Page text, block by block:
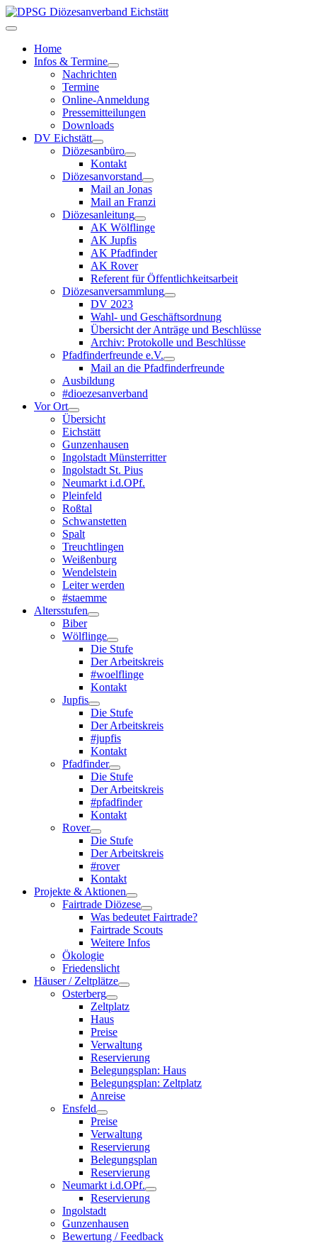
Home
Infos & Termine
Nachrichten
Termine
Online-Anmeldung
Pressemitteilungen
Downloads
DV Eichstätt
Diözesanbüro
Kontakt
Diözesanvorstand
Mail an Jonas
Mail an Franzi
Diözesanleitung
AK Wölflinge
AK Jupfis
AK Pfadfinder
AK Rover
Referent für Öffentlichkeitsarbeit
Diözesanversammlung
DV 2023
Wahl- und Geschäftsordnung
Übersicht der Anträge und Beschlüsse
Archiv: Protokolle und Beschlüsse
Pfadfinderfreunde e.V.
Mail an die Pfadfinderfreunde
Ausbildung
#dioezesanverband
Vor Ort
Übersicht
Eichstätt
Gunzenhausen
Ingolstadt Münsterritter
Ingolstadt St. Pius
Neumarkt i.d.OPf.
Pleinfeld
Roßtal
Schwanstetten
Spalt
Treuchtlingen
Weißenburg
Wendelstein
Leiter werden
#staemme
Altersstufen
Biber
Wölflinge
Die Stufe
Der Arbeitskreis
#woelflinge
Kontakt
Jupfis
Die Stufe
Der Arbeitskreis
#jupfis
Kontakt
Pfadfinder
Die Stufe
Der Arbeitskreis
#pfadfinder
Kontakt
Rover
Die Stufe
Der Arbeitskreis
#rover
Kontakt
Projekte & Aktionen
Fairtrade Diözese
Was bedeutet Fairtrade?
Fairtrade Scouts
Weitere Infos
Ökologie
Friedenslicht
Häuser / Zeltplätze
Osterberg
Zeltplatz
Haus
Preise
Verwaltung
Reservierung
Belegungsplan: Haus
Belegungsplan: Zeltplatz
Anreise
Ensfeld
Preise
Verwaltung
Reservierung
Belegungsplan
Reservierung
Neumarkt i.d.OPf.
Reservierung
Ingolstadt
Gunzenhausen
Bewertung / Feedback